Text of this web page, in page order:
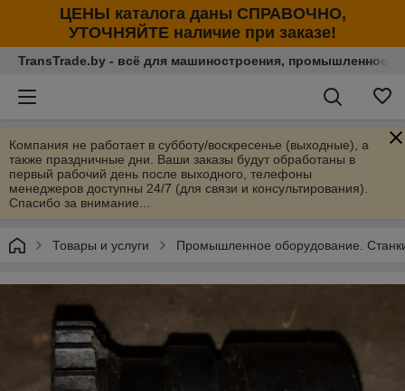
ЦЕНЫ каталога даны СПРАВОЧНО,
УТОЧНЯЙТЕ наличие при заказе!
TransTrade.by - всё для машиностроения,
Компания не работает в субботу/воскресенье (выходные), а
также праздничные дни. Ваши заказы будут обработаны в
первый рабочий день после выходного, телефоны
менеджеров доступны 24/7 (для связи и консультирования).
Спасибо за внимание...
Товары и услуги Промышленное оборудование.